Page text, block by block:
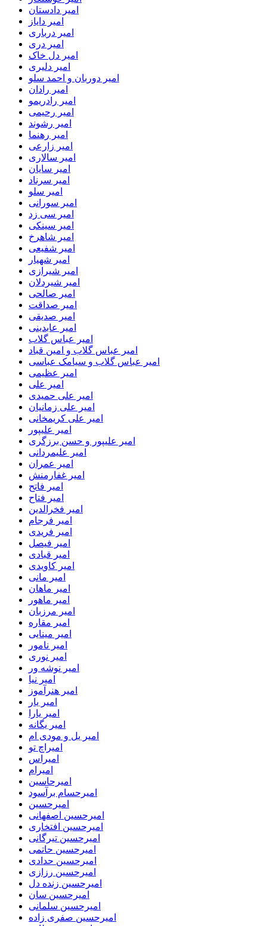
امیر دادستان
امیر دایاز
امیر درباری
امیر دری
امیر دل خاک
امیر دلیری
امیر دوربان و احمد سلو
امیر رادان
امیر رادریمو
امیر رحیمی
امیر رشوند
امیر رهنما
امیر زارعی
امیر سالاری
امیر سایان
امیر سرناد
امیر سلو
امیر سورانی
امیر سی زد
امیر سینکی
امیر شاهرخ
امیر شفیعی
امیر شهیار
امیر شیرازی
امیر شیردلان
امیر صالحی
امیر صداقت
امیر صدیقی
امیر عابدینی
امیر عباس گلاب
امیر عباس گلاب و امین قباد
امیر عباس گلاب و سیامک عباسی
امیر عظیمی
امیر علی
امیر علی حمیدی
امیر علی زمانیان
امیر علی کریمخانی
امیر علیپور
امیر علیپور و حسن برزگری
امیر علیمردانی
امیر عمران
امیر غفارمنش
امیر فاتح
امیر فتاح
امیر فخرالدین
امیر فرجام
امیر فریدی
امیر فیصل
امیر قبادی
امیر کاویدی
امیر مانی
امیر ماهان
امیر ماهور
امیر مرزبان
امیر مقاره
امیر مینایی
امیر نامور
امیر نوری
امیر نوشه ور
امیر نیا
امیر هنرآموز
امیر یار
امیر یارا
امیر یگانه
امیر یل و مودی ام
امیراچ تو
امیراس
امیرام
امیرحاسین
امیرحسام برآسود
امیرحسین
امیرحسین اصفهانی
امیرحسین افتخاری
امیرحسین تیرگانی
امیرحسین حاتمی
امیرحسین حدادی
امیرحسین رزازی
امیرحسین زنده دل
امیرحسین سان
امیرحسین سلمانی
امیرحسین صفری زاده